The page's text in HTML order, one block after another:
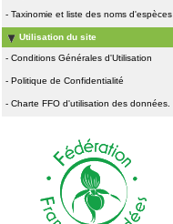
- Taxinomie et liste des noms d'espèces
Utilisation du site
- Conditions Générales d'Utilisation
- Politique de Confidentialité
- Charte FFO d'utilisation des données.